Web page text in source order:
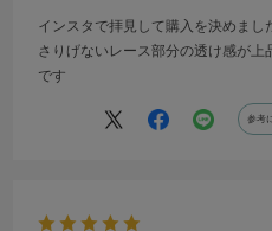
インスタで拝見して購入を決めまし
さりげないレース部分の透け感が上
です
参考